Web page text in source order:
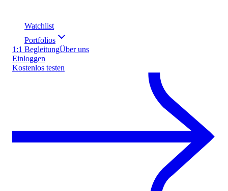
Watchlist
Portfolios
1:1 BegleitungÜber uns
Einloggen
Kostenlos testen